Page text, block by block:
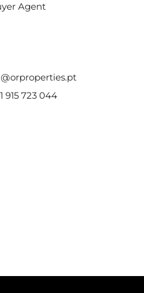
Agent
915 723 044